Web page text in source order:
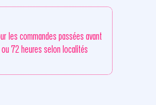
les commandes passées avant
72 heures selon localités